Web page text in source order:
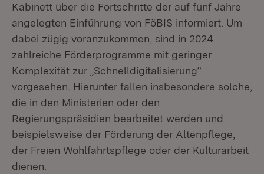
Kabinett über die Fortschritte der auf fünf Jahre
angelegten Einführung von FöBIS informiert. Um
dabei zügig voranzukommen, sind in 2024
zahlreiche Förderprogramme mit geringer
Komplexität zur „Schnelldigitalisierung“
vorgesehen. Hierunter fallen insbesondere solche,
die in den Ministerien oder den
Regierungspräsidien bearbeitet werden und
beispielsweise der Förderung der Altenpflege,
der Freien Wohlfahrtspflege oder der Kulturarbeit
dienen.